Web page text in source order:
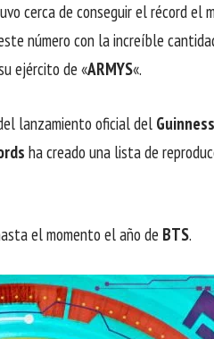
cerca de conseguir el récord el
número con la increíble
ejército de «ARMYS«.
lanzamiento oficial del
ha creado una lista de
el momento el año de BTS.